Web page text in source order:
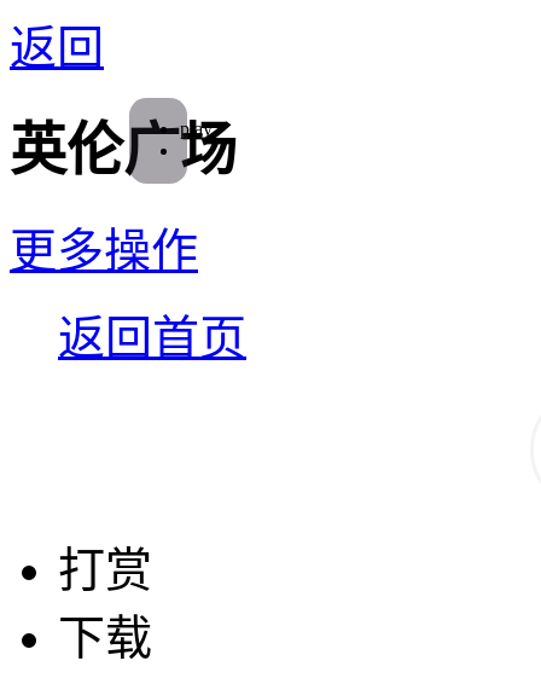
返回
英伦广场
更多操作
返回首页
打赏
下载
play